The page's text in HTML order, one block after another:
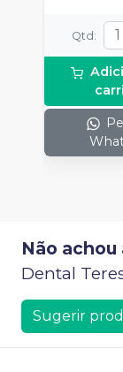
Qtd :
Não
Dental
Sugerir